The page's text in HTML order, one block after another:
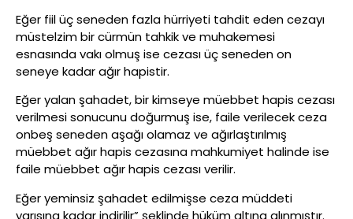
Eğer fiil üç seneden fazla hürriyeti tahdit eden cezayı
müstelzim bir cürmün tahkik ve muhakemesi
esnasında vakı olmuş ise cezası üç seneden on
seneye kadar ağır hapistir.
Eğer yalan şahadet, bir kimseye müebbet hapis cezası
verilmesi sonucunu doğurmuş ise, faile verilecek ceza
onbeş seneden aşağı olamaz ve ağırlaştırılmış
müebbet ağır hapis cezasına mahkumiyet halinde ise
faile müebbet ağır hapis cezası verilir.
Eğer yeminsiz şahadet edilmişse ceza müddeti
yarısına kadar indirilir” şeklinde hüküm altına alınmıştır.